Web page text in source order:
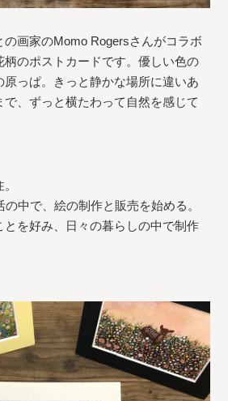
の画家のMomo Rogersさんがコラボ
柄のポストカードです。優しい色の
原っぱ。きっと静かな場所に違いあ
で、ずっと横たわって自然を感じて
中で、絵の制作と販売を始める。
とを好み、日々の暮らしの中で制作